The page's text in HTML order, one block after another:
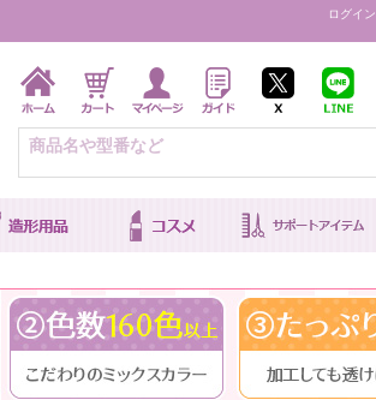
ログイン
キャラ別おすすめ商品を見る